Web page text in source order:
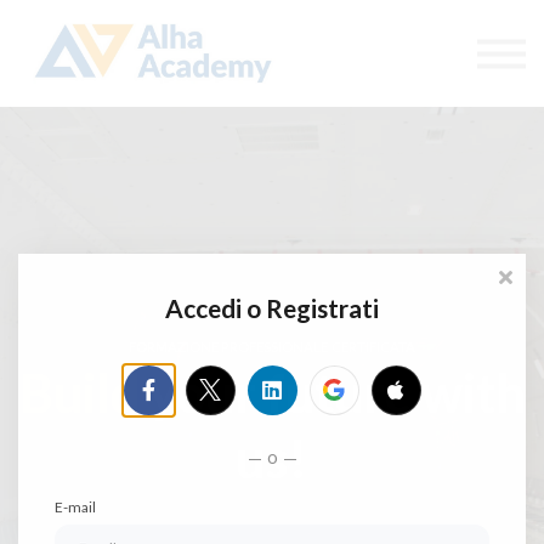
Catalogo corsi
Aree di formazione
Buildyour future with
us!
Accedi o Registrati
o
E-mail